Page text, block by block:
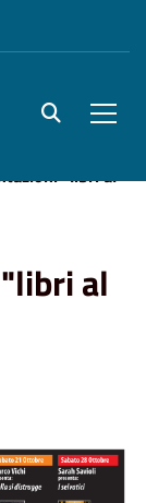
site.searc
"libri al
al